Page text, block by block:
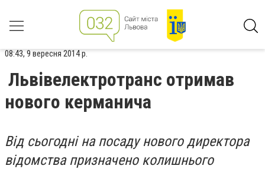
08:43, 9 вересня 2014 р.
Львівелектротранс отримав
нового керманича
Від сьогодні на посаду нового директора
відомства призначено колишнього